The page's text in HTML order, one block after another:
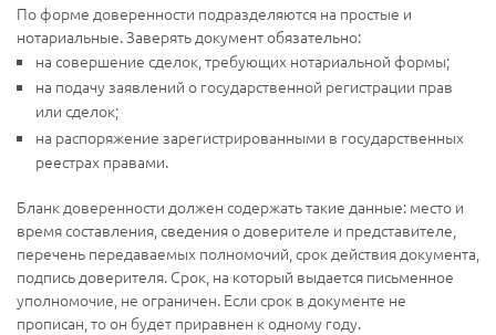
По форме доверенности подразделяются на простые и
нотариальные. Заверять документ обязательно:
на совершение сделок, требующих нотариальной формы;
на подачу заявлений о государственной регистрации прав
или сделок;
на распоряжение зарегистрированными в государственных
реестрах правами.
Бланк доверенности должен содержать такие данные: место и
время составления, сведения о доверителе и представителе,
перечень передаваемых полномочий, срок действия документа,
подпись доверителя. Срок, на который выдается письменное
уполномочие, не ограничен. Если срок в документе не
прописан, то он будет приравнен к одному году.